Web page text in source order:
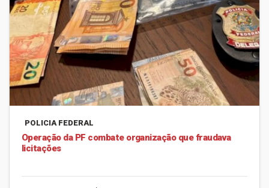
POLICIA FEDERAL
Operação da PF combate organização que fraudava
licitações